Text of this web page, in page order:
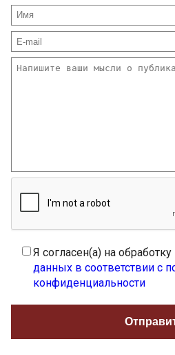
Я согласен(а) на обработку
данных в соответствии с
конфиденциальности